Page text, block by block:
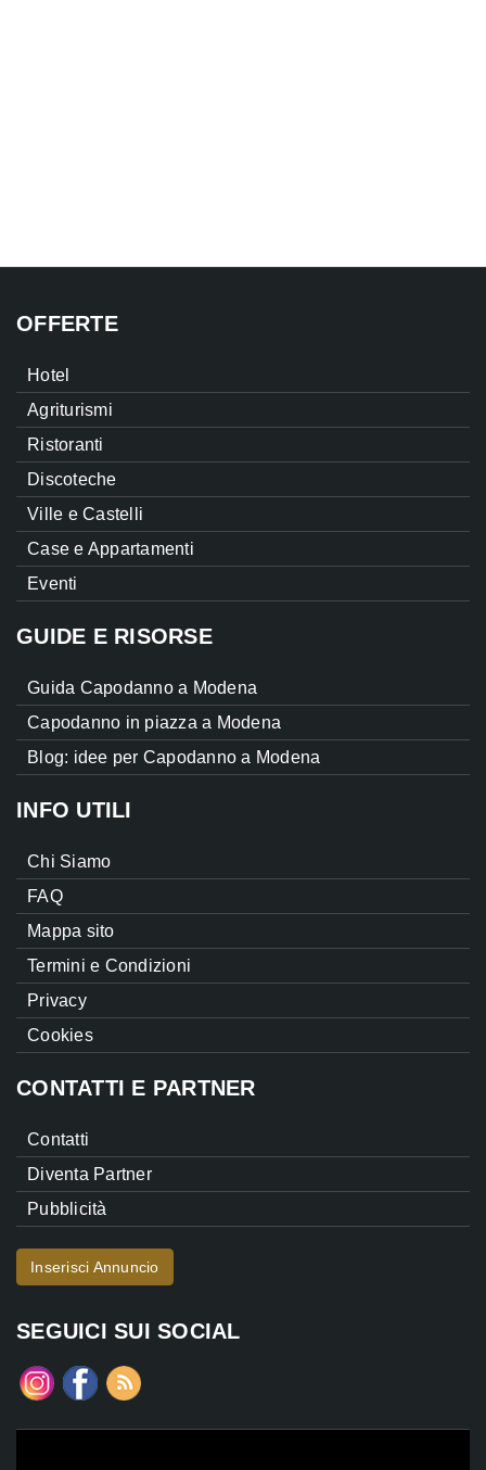
OFFERTE
Hotel
Agriturismi
Ristoranti
Discoteche
Ville e Castelli
Case e Appartamenti
Eventi
GUIDE E RISORSE
Guida Capodanno a Modena
Capodanno in piazza a Modena
Blog: idee per Capodanno a Modena
INFO UTILI
Chi Siamo
FAQ
Mappa sito
Termini e Condizioni
Privacy
Cookies
CONTATTI E PARTNER
Contatti
Diventa Partner
Pubblicità
Inserisci Annuncio
SEGUICI SUI SOCIAL